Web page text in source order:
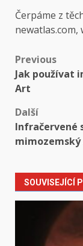
Čerpáme z
newatlas.com,
Post
Previous
Jak používat
Art
Další
Infračervené
mimozemský
SOUVISEJÍCÍ